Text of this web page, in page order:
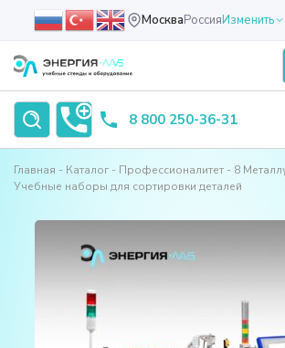
МоскваРоссияИзменить
8 800 250-36-31
Главная Каталог Профессионалитет
8
Учебные наборы для сортировки деталей